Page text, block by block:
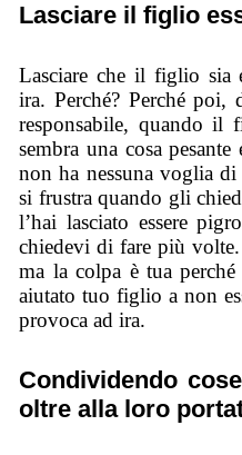
Lasciare il figlio
Lasciare che il figlio sia
ira. Perché? Perché poi,
responsabile, quando
sembra una cosa
non ha nessuna voglia
si frustra quando gli
l’hai lasciato essere
chiedevi di fare più
ma la colpa è tua
aiutato tuo figlio a non
provoca ad ira.
Condividendo
oltre alla loro